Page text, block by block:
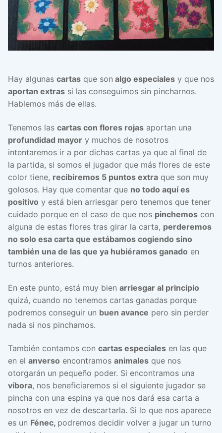
Hay algunas cartas que son algo especiales y que nos
aportan extras si las conseguimos sin pincharnos.
Hablemos más de ellas.
Tenemos las cartas con flores rojas aportan una
profundidad mayor y muchos de nosotros
intentaremos ir a por dichas cartas ya que al final de
la partida, si somos el jugador que más flores de este
color tiene, recibiremos 5 puntos extra que son muy
golosos. Hay que comentar que no todo aquí es
positivo y está bien arriesgar pero tenemos que tener
cuidado porque en el caso de que nos pinchemos con
alguna de estas flores tras girar la carta, perderemos
no solo esa carta que estábamos cogiendo sino
también una de las que ya hubiéramos ganado en
turnos anteriores.
En este punto, está muy bien arriesgar al principio
quizá, cuando no tenemos cartas ganadas porque
podremos conseguir un buen avance pero sin perder
nada si nos pinchamos.
También contamos con cartas especiales en las que
en el anverso encontramos animales que nos
otorgarán un pequeño poder. Si encontramos una
víbora, nos beneficiaremos si el siguiente jugador se
pincha con una espina ya que nos dará esa carta a
nosotros en vez de descartarla. Si lo que nos aparece
es un Fénec, podremos decidir volver a jugar un turno